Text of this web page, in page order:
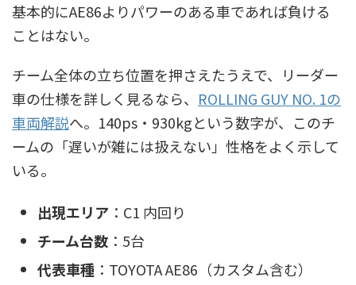
基本的にAE86よりパワーのある車であれば負ける
ことはない。
チーム全体の立ち位置を押さえたうえで、リーダー
車の仕様を詳しく見るなら、 ROLLING GUY NO. 1の
車両解説へ。140ps・930kgという数字が、このチ
ームの「遅いが雑には扱えない」性格をよく示して
いる。
出現エリア ：C1 内回り
チーム台数 ：5台
代表車種 ：TOYOTA AE86（カスタム含む）